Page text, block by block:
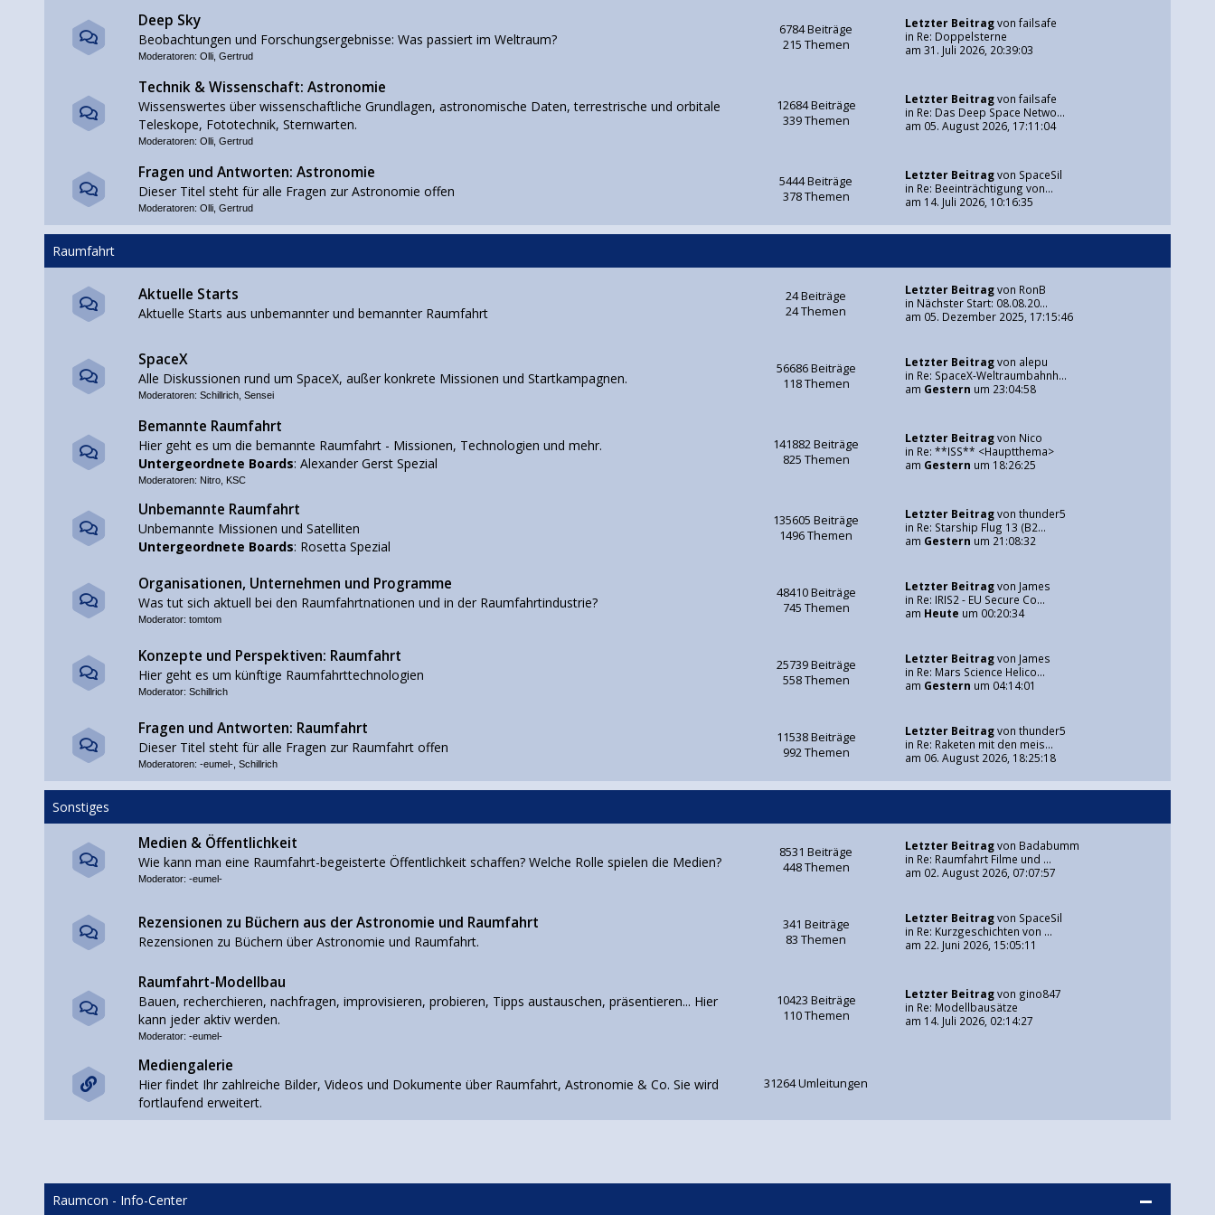
Deep Sky
Beobachtungen und Forschungsergebnisse: Was passiert im Weltraum?
Moderatoren: Olli, Gertrud
6784 Beiträge
215 Themen
Letzter Beitragvon failsafe
in Re: Doppelsterne
am 31. Juli 2026, 20:39:03
Technik & Wissenschaft: Astronomie
Wissenswertes über wissenschaftliche Grundlagen, astronomische Daten, terrestrische und orbitale
Teleskope, Fototechnik, Sternwarten.
Moderatoren: Olli, Gertrud
12684 Beiträge
339 Themen
Letzter Beitragvon failsafe
in Re: Das Deep Space Netwo...
am 05. August 2026, 17:11:04
Fragen und Antworten: Astronomie
Dieser Titel steht für alle Fragen zur Astronomie offen
Moderatoren: Olli, Gertrud
5444 Beiträge
378 Themen
Letzter Beitragvon SpaceSil
in Re: Beeinträchtigung von...
am 14. Juli 2026, 10:16:35
Raumfahrt
Aktuelle Starts
Aktuelle Starts aus unbemannter und bemannter Raumfahrt
24 Beiträge
24 Themen
Letzter Beitragvon RonB
in Nächster Start: 08.08.20...
am 05. Dezember 2025, 17:15:46
SpaceX
Alle Diskussionen rund um SpaceX, außer konkrete Missionen und Startkampagnen.
Moderatoren: Schillrich, Sensei
56686 Beiträge
118 Themen
Letzter Beitragvon alepu
in Re: SpaceX-Weltraumbahnh...
am Gestern um 23:04:58
Bemannte Raumfahrt
Hier geht es um die bemannte Raumfahrt - Missionen, Technologien und mehr.
Untergeordnete Boards: Alexander Gerst Spezial
Moderatoren: Nitro, KSC
141882 Beiträge
825 Themen
Letzter Beitragvon Nico
in Re: **ISS** <Hauptthema>
am Gestern um 18:26:25
Unbemannte Raumfahrt
Unbemannte Missionen und Satelliten
Untergeordnete Boards: Rosetta Spezial
135605 Beiträge
1496 Themen
Letzter Beitragvon thunder5
in Re: Starship Flug 13 (B2...
am Gestern um 21:08:32
Organisationen, Unternehmen und Programme
Was tut sich aktuell bei den Raumfahrtnationen und in der Raumfahrtindustrie?
Moderator: tomtom
48410 Beiträge
745 Themen
Letzter Beitragvon James
in Re: IRIS2 - EU Secure Co...
am Heute um 00:20:34
Konzepte und Perspektiven: Raumfahrt
Hier geht es um künftige Raumfahrttechnologien
Moderator: Schillrich
25739 Beiträge
558 Themen
Letzter Beitragvon James
in Re: Mars Science Helico...
am Gestern um 04:14:01
Fragen und Antworten: Raumfahrt
Dieser Titel steht für alle Fragen zur Raumfahrt offen
Moderatoren: -eumel-, Schillrich
11538 Beiträge
992 Themen
Letzter Beitragvon thunder5
in Re: Raketen mit den meis...
am 06. August 2026, 18:25:18
Sonstiges
Medien & Öffentlichkeit
Wie kann man eine Raumfahrt-begeisterte Öffentlichkeit schaffen? Welche Rolle spielen die Medien?
Moderator: -eumel-
8531 Beiträge
448 Themen
Letzter Beitragvon Badabumm
in Re: Raumfahrt Filme und ...
am 02. August 2026, 07:07:57
Rezensionen zu Büchern aus der Astronomie und Raumfahrt
Rezensionen zu Büchern über Astronomie und Raumfahrt.
341 Beiträge
83 Themen
Letzter Beitragvon SpaceSil
in Re: Kurzgeschichten von ...
am 22. Juni 2026, 15:05:11
Raumfahrt-Modellbau
Bauen, recherchieren, nachfragen, improvisieren, probieren, Tipps austauschen, präsentieren... Hier
kann jeder aktiv werden.
Moderator: -eumel-
10423 Beiträge
110 Themen
Letzter Beitragvon gino847
in Re: Modellbausätze
am 14. Juli 2026, 02:14:27
Mediengalerie
Hier findet Ihr zahlreiche Bilder, Videos und Dokumente über Raumfahrt, Astronomie & Co. Sie wird
fortlaufend erweitert.
31264 Umleitungen
Raumcon - Info-Center